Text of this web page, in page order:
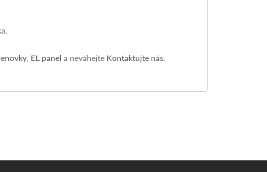
EL panel a neváhejte Kontaktujte nás